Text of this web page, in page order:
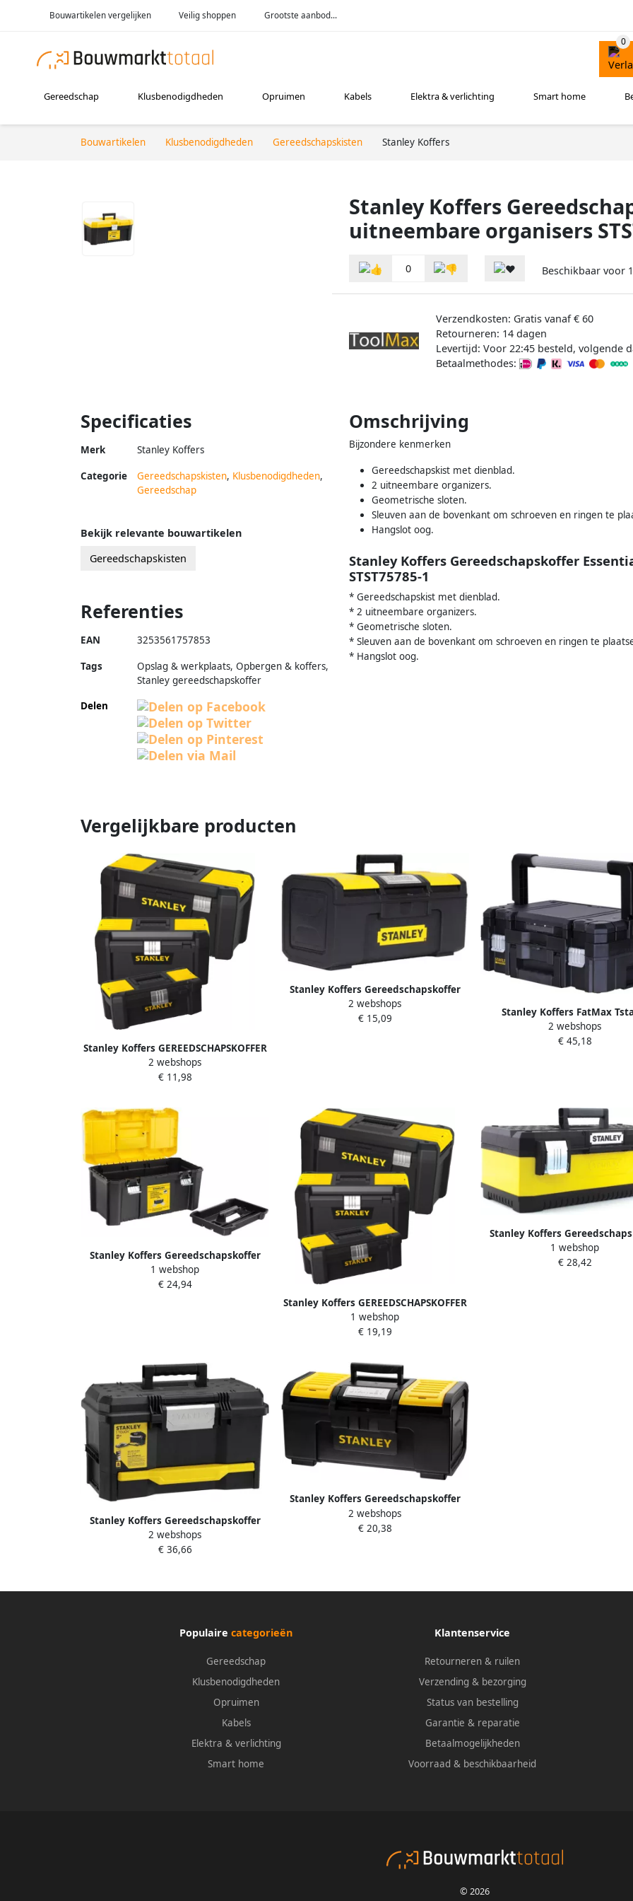
Bouwartikelen vergelijken Veilig shoppen Grootste aanbod...
Gereedschap Klusbenodigdheden Opruimen Kabels Elektra & verlichting Smart home
Bouwartikelen Klusbenodigdheden Gereedschapskisten Stanley Koffers
Stanley Koffers
uitneembare organisers
0 Beschikbaar voor
Verzendkosten: Gratis vanaf € 60
Retourneren: 14 dagen
Levertijd: Voor 22:45 besteld, volgende
Betaalmethodes:
Specificaties
Merk Stanley Koffers
Categorie Gereedschapskisten, Klusbenodigdheden,
Gereedschap
Omschrijving
Bijzondere kenmerken
Gereedschapskist met dienblad.
2 uitneembare organizers.
Geometrische sloten.
Sleuven aan de bovenkant om schroeven en ringen te
Hangslot oog.
Stanley Koffers Gereedschapskoffer
STST75785-1
* Gereedschapskist met dienblad.
* 2 uitneembare organizers.
* Geometrische sloten.
* Sleuven aan de bovenkant om schroeven en ringen te
* Hangslot oog.
Bekijk relevante bouwartikelen
Gereedschapskisten
Referenties
EAN 3253561757853
Tags
Opslag & werkplaats, Opbergen & koffers,
Stanley gereedschapskoffer
Delen
Vergelijkbare producten
Stanley Koffers GEREEDSCHAPSKOFFER
ESSENTIAL M | STST1-75518
2 webshops
€ 11,98
Stanley Koffers Gereedschapskoffer
16" type 1-79-216
2 webshops
€ 15,09
Stanley Koffers FatMax
Gereedschapskoffer Lange
| FMST1-71967
2 webshops
€ 45,18
Stanley Koffers Gereedschapskoffer
Essential 19" uitneembare organisers
STST75787-1
1 webshop
€ 24,94
Stanley Koffers GEREEDSCHAPSKOFFER
ESSENTIAL M | STST1-75521
1 webshop
€ 19,19
Stanley Koffers
20" MP 1-95-612
1 webshop
€ 28,42
Stanley Koffers Gereedschapskoffer
19" met Drukslot en Lade type 1-70-
316
2 webshops
€ 36,66
Stanley Koffers Gereedschapskoffer
19" type 1-79-217
2 webshops
€ 20,38
Populaire categorieën
Gereedschap
Klusbenodigdheden
Opruimen
Kabels
Elektra & verlichting
Smart home
Klantenservice
Retourneren & ruilen
Verzending & bezorging
Status van bestelling
Garantie & reparatie
Betaalmogelijkheden
Voorraad & beschikbaarheid
© 2026